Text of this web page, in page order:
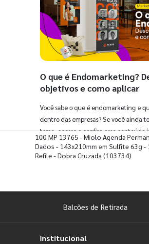
O que é Endomarketing?
objetivos e como aplicar
Você sabe o que é endomarketing e
dentro das empresas? Se você ainda
tema, acesse e confira esse conteúdo
100 MP 13765 - Miolo Agenda
Dados - 143x210mm em Sulfite 63g
Refile - Dobra Cruzada (103734)
Balcões de Retirada
Institucional